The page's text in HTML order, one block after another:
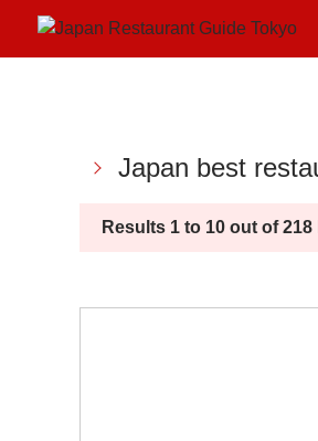
Japan best
Results 1 to 10 out of